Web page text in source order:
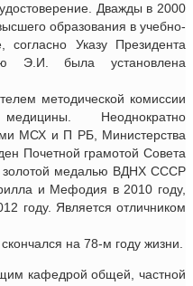
Дважды в 2000
образования в учебно-
согласно Указу Президента
Э.И. была установлена
методической комиссии
Неоднократно
МСХ и П РБ, Министерства
Почетной грамотой Совета
золотой медалью ВДНХ СССР
и Мефодия в 2010 году,
году. Является отличником
на 78-м году жизни.
кафедрой общей, частной